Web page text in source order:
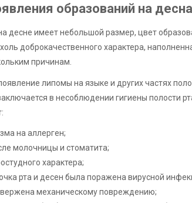
образований на
десне имеет небольшой размер, цвет
доброкачественного характера,
причинам.
липомы на языке и других частях
в несоблюдении гигиены полости
на аллерген;
молочницы и стоматита;
характера;
рта и десен была поражена вирусной
механическому повреждению;